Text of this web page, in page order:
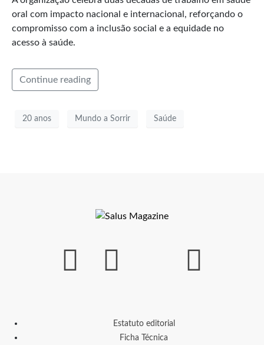
oral com impacto nacional e internacional, reforçando o
compromisso com a inclusão social e a equidade no
acesso à saúde.
Continue reading
20 anos Mundo a Sorrir Saúde
Estatuto editorial
Ficha Técnica